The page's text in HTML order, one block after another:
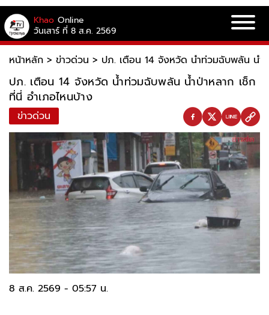
Khao Online
วันเสาร์ ที่ 8 ส.ค. 2569
หน้าหลัก > ข่าวด่วน > ปภ. เตือน 14 จังหวัด น้ำท่วมฉับพลัน น้ำ
ปภ. เตือน 14 จังหวัด น้ำท่วมฉับพลัน น้ำป่าหลาก เช็ก
ที่นี่ อำเภอไหนบ้าง
ข่าวด่วน
8 ส.ค. 2569 - 05:57 น.